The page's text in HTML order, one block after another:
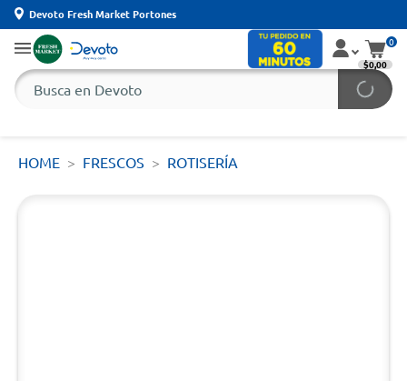
Devoto Fresh Market Portones
0
$0,00
HOME FRESCOS ROTISERÍA